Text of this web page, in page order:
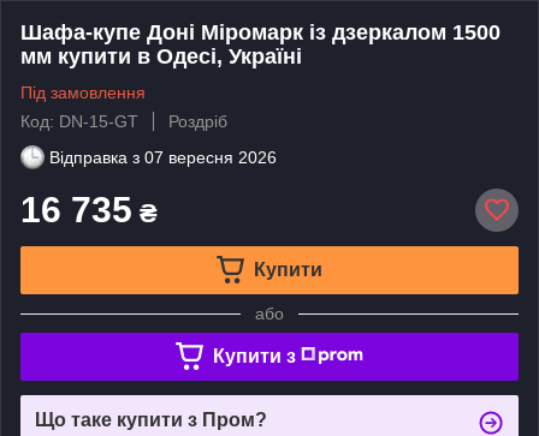
Шафа-купе Доні Міромарк із дзеркалом 1500
мм купити в Одесі, Україні
Під замовлення
Код: DN-15-GT
Роздріб
Відправка з 07 вересня 2026
16 735 ₴
Купити
або
Купити з
Що таке купити з Пром?